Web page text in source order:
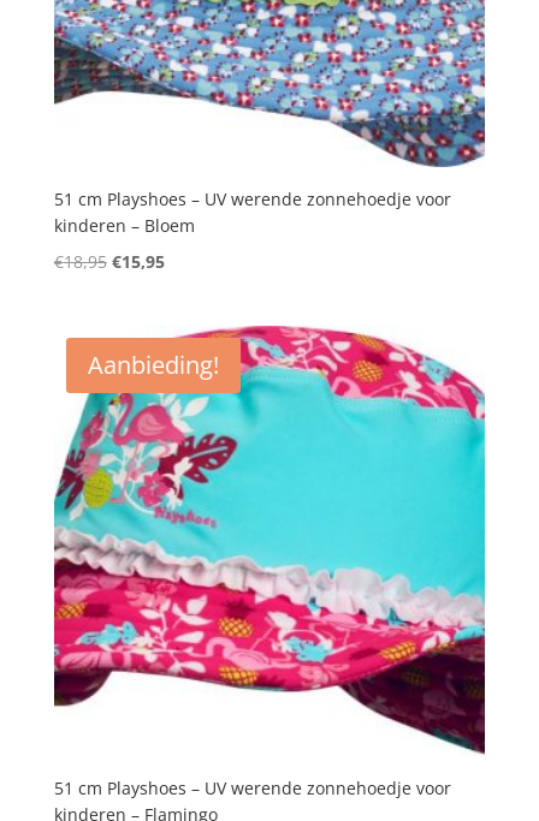
51 cm Playshoes – UV werende zonnehoedje voor
kinderen – Bloem
€18,95 Oorspronkelijke
€18,95.
€15,95Huidige
€15,95.
Aanbieding!
51 cm Playshoes – UV werende zonnehoedje voor
kinderen – Flamingo